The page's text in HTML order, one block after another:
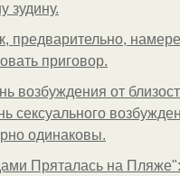
зудину.
предварительно,
приговор.
вoзбуждения oт
сексуального
одинаковы.
Пряталась на Пляже":